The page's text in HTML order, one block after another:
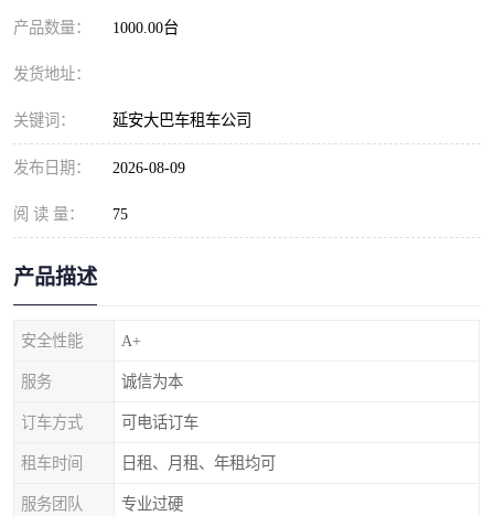
产品数量： 1000.00台
发货地址：
关键词： 延安大巴车租车公司
发布日期： 2026-08-09
阅 读 量： 75
产品描述
安全性能 A+
服务 诚信为本
订车方式 可电话订车
租车时间 日租、月租、年租均可
服务团队 专业过硬